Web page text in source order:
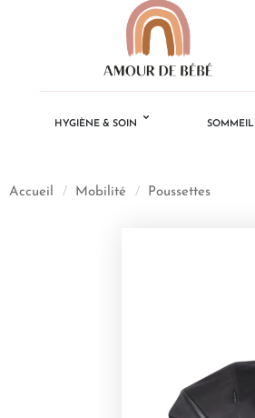
HYGIÈNE & SOIN SOMMEIL
Accueil / Mobilité / Poussettes